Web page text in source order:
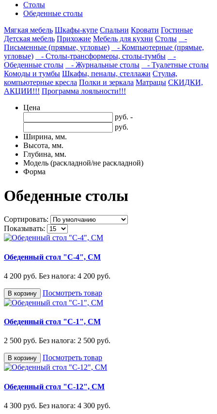
Столы
Обеденные столы
Мягкая мебель Шкафы-купе Спальни Кровати Гостиные
Детская мебель Прихожие Мебель для кухни Столы
-
Письменные (прямые, угловые)
- Компьютерные (прямые,
угловые)
- Столы-трансформеры, столы-тумбы
-
Обеденные столы
- Журнальные столы
- Туалетные столы
Комоды и тумбы Шкафы, пеналы, стеллажи Стулья,
компьютерные кресла Полки и зеркала Матрацы СКИДКИ,
АКЦИИ!!! Программа лояльности!!!
Цена
руб. -
руб.
Ширина, мм.
Высота, мм.
Глубина, мм.
Модель (раскладной/не раскладной)
Форма
Обеденные столы
Сортировать:
Показывать:
Обеденный стол "С-4", СМ
4 200 руб. Без налога: 4 200 руб.
В корзину Посмотреть товар
Обеденный стол "С-1", СМ
2 500 руб. Без налога: 2 500 руб.
В корзину Посмотреть товар
Обеденный стол "С-12", СМ
4 300 руб. Без налога: 4 300 руб.